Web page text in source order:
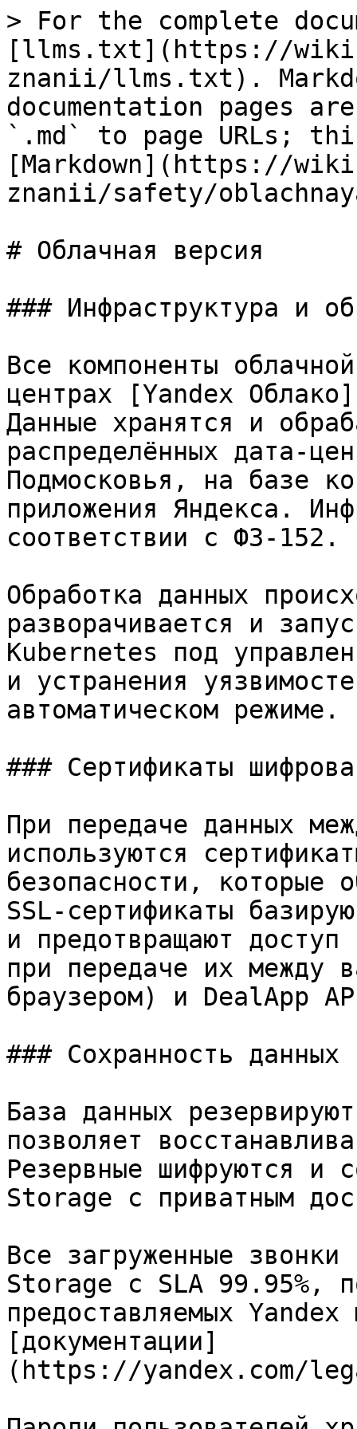
> For the complete
[llms.txt](https://
znanii/llms.txt).
documentation pages
`.md` to page URLs;
[Markdown](https://
znanii/safety/
# Облачная версия
### Инфраструктура и
Все компоненты
центрах [Yandex
Данные хранятся и
распределённых дата-
Подмосковья, на базе
приложения Яндекса.
соответствии с ФЗ-152.
Обработка данных
разворачивается и
Kubernetes под
и устранения
автоматическом режиме.
### Сертификаты
При передаче данных
используются
безопасности, которые
SSL-сертификаты
и предотвращают
при передаче их между
браузером) и DealApp
### Сохранность данных
База данных
позволяет
Резервные шифруются и
Storage с приватным
Все загруженные
Storage c SLA 99.95%,
предоставляемых
[документации]
(https://yandex.com/